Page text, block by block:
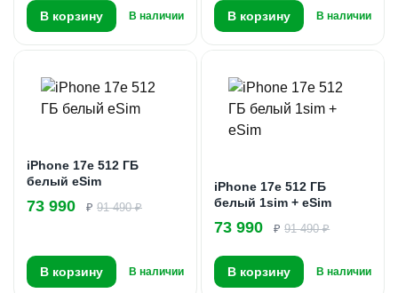
В корзину В наличии В корзину В наличии
iPhone 17e 512 ГБ
белый eSim
73 990 ₽ 91 490 ₽
В корзину В наличии
iPhone 17e 512 ГБ
белый 1sim + eSim
73 990 ₽91 490 ₽
В корзину В наличии